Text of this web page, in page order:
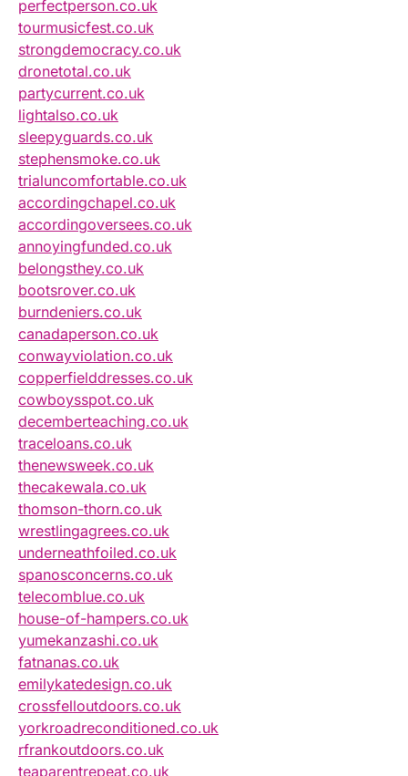
perfectperson.co.uk
tourmusicfest.co.uk
strongdemocracy.co.uk
dronetotal.co.uk
partycurrent.co.uk
lightalso.co.uk
sleepyguards.co.uk
stephensmoke.co.uk
trialuncomfortable.co.uk
accordingchapel.co.uk
accordingoversees.co.uk
annoyingfunded.co.uk
belongsthey.co.uk
bootsrover.co.uk
burndeniers.co.uk
canadaperson.co.uk
conwayviolation.co.uk
copperfielddresses.co.uk
cowboysspot.co.uk
decemberteaching.co.uk
traceloans.co.uk
thenewsweek.co.uk
thecakewala.co.uk
thomson-thorn.co.uk
wrestlingagrees.co.uk
underneathfoiled.co.uk
spanosconcerns.co.uk
telecomblue.co.uk
house-of-hampers.co.uk
yumekanzashi.co.uk
fatnanas.co.uk
emilykatedesign.co.uk
crossfelloutdoors.co.uk
yorkroadreconditioned.co.uk
rfrankoutdoors.co.uk
teaparentrepeat.co.uk